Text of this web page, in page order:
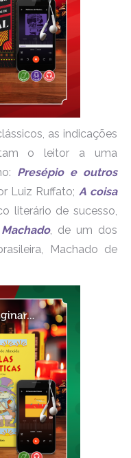
as indicações
o leitor a uma
Presépio e outros
Luiz Ruffato; A coisa
literário de sucesso,
, de um dos
Machado de